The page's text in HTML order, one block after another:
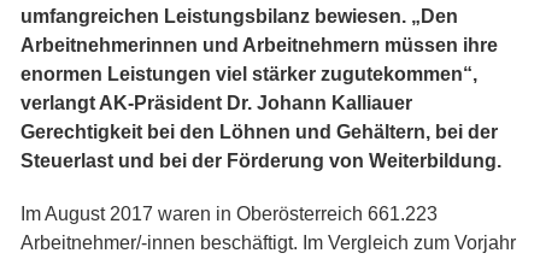
umfangreichen Leistungsbilanz bewiesen. „Den
Arbeitnehmerinnen und Arbeitnehmern müssen ihre
enormen Leistungen viel stärker zugutekommen“,
verlangt AK-Präsident Dr. Johann Kalliauer
Gerechtigkeit bei den Löhnen und Gehältern, bei der
Steuerlast und bei der Förderung von Weiterbildung.
Im August 2017 waren in Oberösterreich 661.223
Arbeitnehmer/-innen beschäftigt. Im Vergleich zum Vorjahr